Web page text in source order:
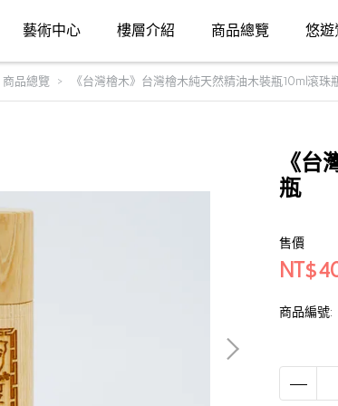
藝術中心 樓層介紹 商品總覽 悠遊
商品總覽 《台灣檜木》台灣檜木純天然精油木裝瓶10ml滾珠
《台
瓶
售價
商品編號: